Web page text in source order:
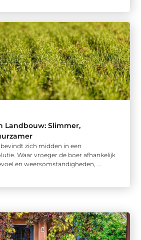
Landbouw: Slimmer,
zich midden in een
Waar vroeger de boer afhankelijk
en weersomstandigheden, ...